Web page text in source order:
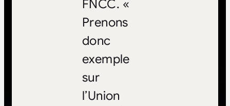
FNCC. «
Prenons
donc
exemple
sur
l’Union